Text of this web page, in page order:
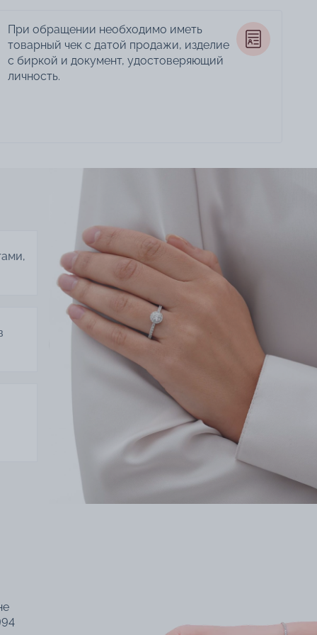
При обращении необходимо иметь
товарный чек с датой продажи, изделие
с биркой и документ, удостоверяющий
личность.